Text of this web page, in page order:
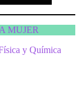
MUJER
y Química